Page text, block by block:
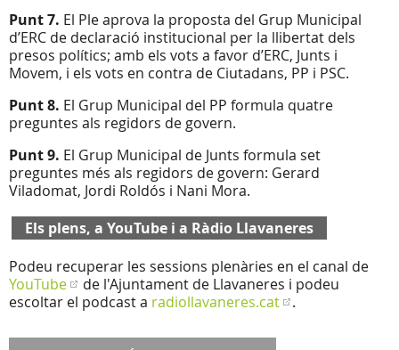
Punt 7. El Ple aprova la proposta del Grup Municipal
d’ERC de declaració institucional per la llibertat dels
presos polítics; amb els vots a favor d’ERC, Junts i
Movem, i els vots en contra de Ciutadans, PP i PSC.
Punt 8. El Grup Municipal del PP formula quatre
preguntes als regidors de govern.
Punt 9. El Grup Municipal de Junts formula set
preguntes més als regidors de govern: Gerard
Viladomat, Jordi Roldós i Nani Mora.
Els plens, a YouTube i a Ràdio Llavaneres
Podeu recuperar les sessions plenàries en el canal de
YouTube
de l'Ajuntament de Llavaneres i podeu
escoltar el podcast a radiollavaneres.cat .